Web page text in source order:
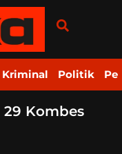
Kriminal Politik
Kombes